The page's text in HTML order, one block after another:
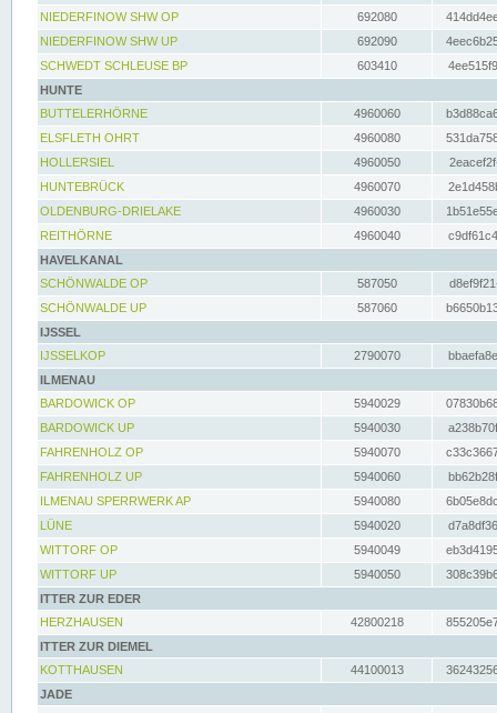
NIEDERFINOW SHW OP
692080
NIEDERFINOW SHW UP
692090
SCHWEDT SCHLEUSE BP
603410
HUNTE
BUTTELERHÖRNE
4960060
ELSFLETH OHRT
4960080
HOLLERSIEL
4960050
HUNTEBRÜCK
4960070
OLDENBURG-DRIELAKE
4960030
REITHÖRNE
4960040
HAVELKANAL
SCHÖNWALDE OP
587050
SCHÖNWALDE UP
587060
IJSSEL
IJSSELKOP
2790070
ILMENAU
BARDOWICK OP
5940029
BARDOWICK UP
5940030
FAHRENHOLZ OP
5940070
FAHRENHOLZ UP
5940060
ILMENAU SPERRWERK AP
5940080
LÜNE
5940020
WITTORF OP
5940049
WITTORF UP
5940050
ITTER ZUR EDER
HERZHAUSEN
42800218
ITTER ZUR DIEMEL
KOTTHAUSEN
44100013
JADE